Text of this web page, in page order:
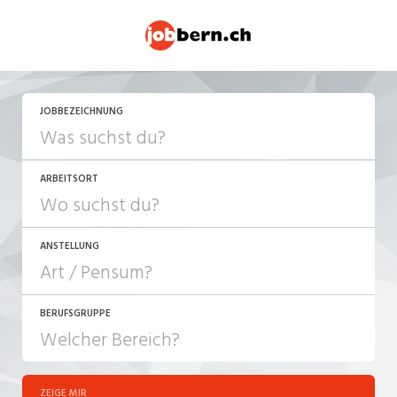
JOBBEZEICHNUNG
ARBEITSORT
ANSTELLUNG
JOB-TYP
Festanstellung
BERUFSGRUPPE
ZEIGE MIR